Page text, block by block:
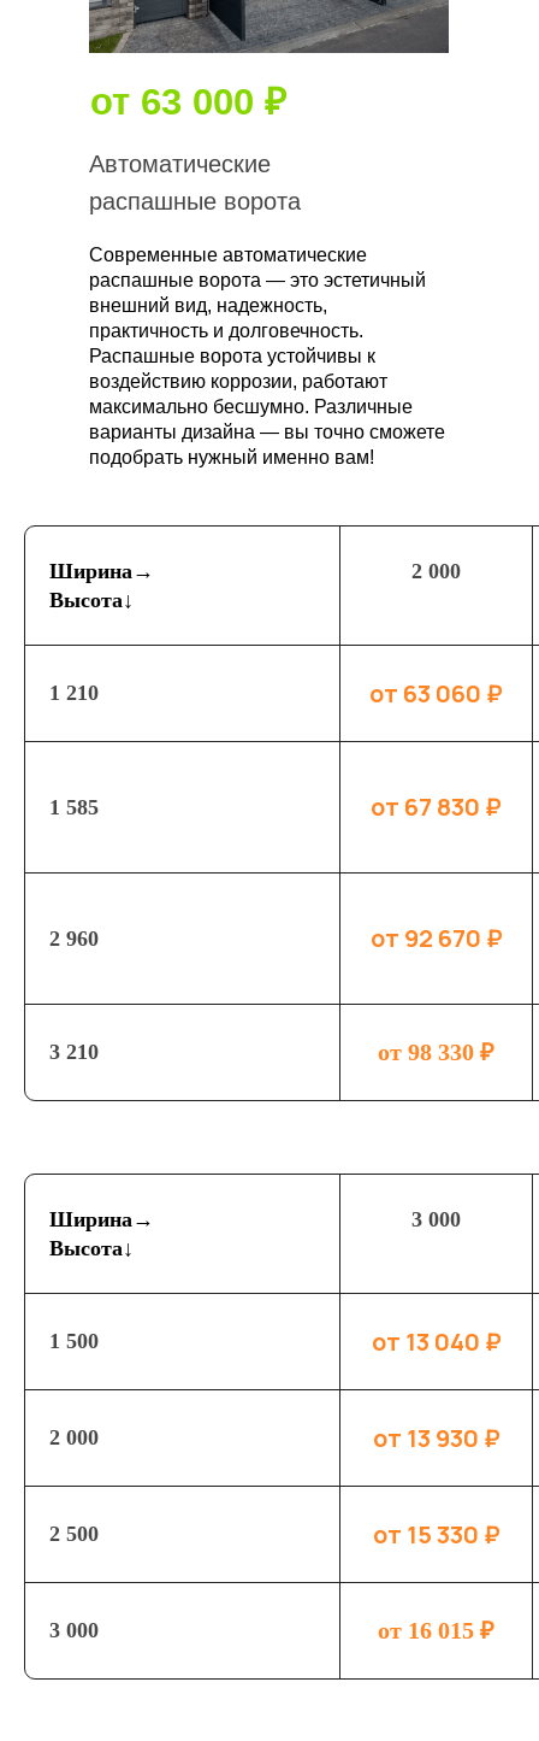
Автоматические
распашные ворота
Современные автоматические
распашные ворота — это эстетичный
внешний вид, надежность,
практичность и долговечность.
Распашные ворота устойчивы к
воздействию коррозии, работают
максимально бесшумно. Различные
варианты дизайна — вы точно сможете
подобрать нужный именно вам!
от 63 000 ₽
Ширина→
Высота↓
2 000
1 210 от 63 060 ₽
1 585 от 67 830 ₽
2 960 от 92 670 ₽
3 210 от 98 330 ₽
распашные ворота
достаточно популярны уже долгое
надежны и недорогие. Ручные
от 10 500 ₽
Ширина→
Высота↓
3 000
1 500 от 13 040 ₽
2 000 от 13 930 ₽
2 500 от 15 330 ₽
3 000 от 16 015 ₽